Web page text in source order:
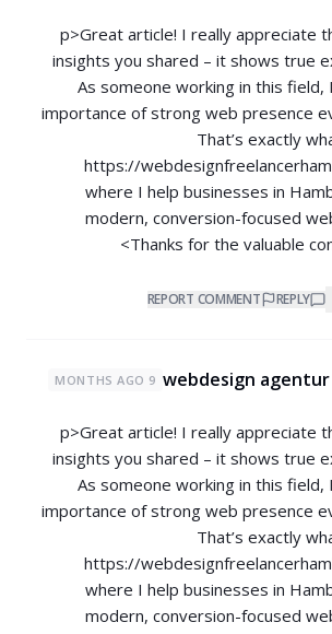
<p>Great article! I really appreciate
insights you shared – it shows true
As someone working in this field,
importance of strong web presence
That’s exactly
https://
where I help businesses in
modern, conversion-focused
Thanks for the valuable
REPLY
REPORT COMMENT
webdesign
9 MONTHS AGO
<p>Great article! I really appreciate
insights you shared – it shows true
As someone working in this field,
importance of strong web presence
That’s exactly
https://
where I help businesses in
modern, conversion-focused